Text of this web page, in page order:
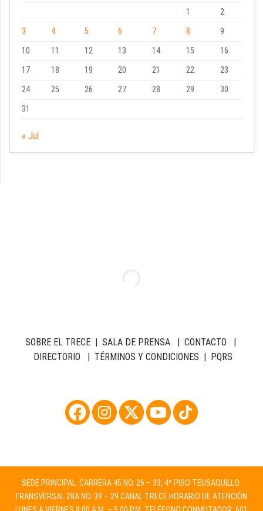
1
2
3
4 5 6 7 8
9
10
11 12 13 14 15
16
17
18 19 20 21 22
23
24
25 26 27 28 29
30
31
« Jul
SOBRE EL TRECE| SALA DE PRENSA| CONTACTO |
DIRECTORIO | TÉRMINOS Y CONDICIONES | PQRS
SEDE PRINCIPAL: CARRERA 45 NO. 26 – 33, 4º PISO TEUSAQUILLO:
TRANSVERSAL 28A NO. 39 – 29 CANAL TRECE HORARIO DE ATENCIÓN: